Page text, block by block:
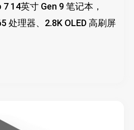
14英寸 Gen 9 笔记本，
处理器、2.8K OLED 高刷屏